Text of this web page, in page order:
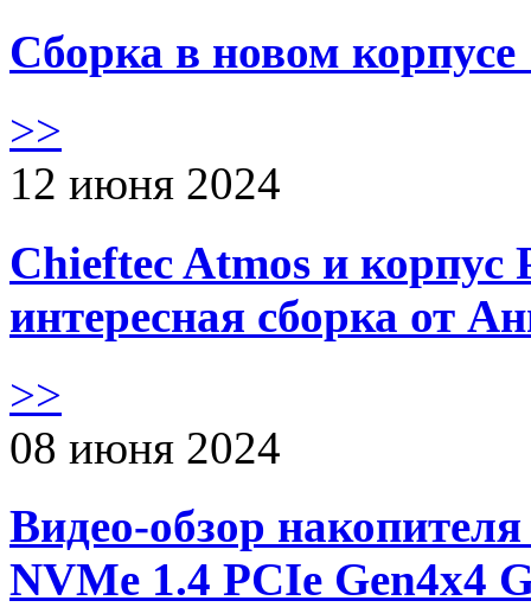
Сборка в новом
>>
12 июня 2024
Chieftec Atmos и корпус
интересная сборка от
>>
08 июня 2024
Видео-обзор
NVMe 1.4 PCIe Gen4х4